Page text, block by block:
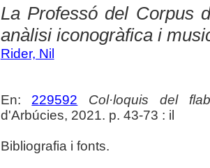
La Professó del Corpus
anàlisi iconogràfica i
Rider, Nil
En: 229592
Col·loquis del
d'Arbúcies, 2021. p. 43-73 : il
Bibliografia i fonts.